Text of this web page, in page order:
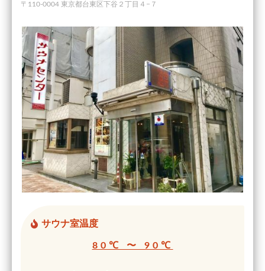
〒110-0004 東京都台東区下谷２丁目４−７
サウナ室温度
80℃ 〜 90℃